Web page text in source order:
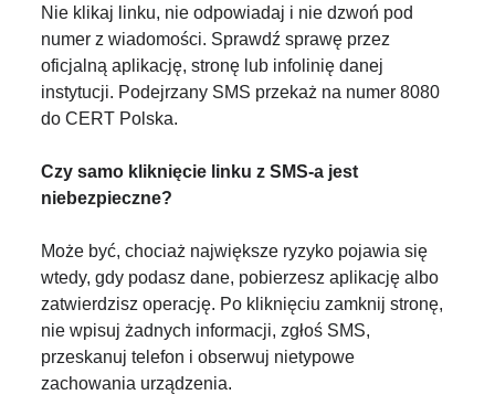
Nie klikaj linku, nie odpowiadaj i nie dzwoń pod
numer z wiadomości. Sprawdź sprawę przez
oficjalną aplikację, stronę lub infolinię danej
instytucji. Podejrzany SMS przekaż na numer 8080
do CERT Polska.
Czy samo kliknięcie linku z SMS-a jest
niebezpieczne?
Może być, chociaż największe ryzyko pojawia się
wtedy, gdy podasz dane, pobierzesz aplikację albo
zatwierdzisz operację. Po kliknięciu zamknij stronę,
nie wpisuj żadnych informacji, zgłoś SMS,
przeskanuj telefon i obserwuj nietypowe
zachowania urządzenia.